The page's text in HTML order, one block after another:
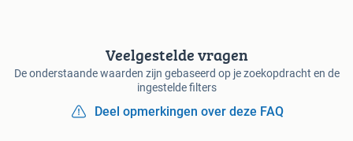
Veelgestelde vragen
De onderstaande waarden zijn gebaseerd op je zoekopdracht en de
ingestelde filters
Deel opmerkingen over deze FAQ